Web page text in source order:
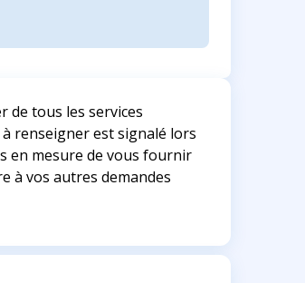
de tous les services
renseigner est signalé lors
en mesure de vous fournir
à vos autres demandes